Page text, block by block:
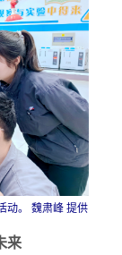
动。 魏肃峰 提供
来